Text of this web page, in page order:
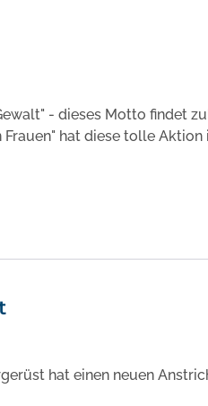
- dieses Motto findet
Frauen" hat diese tolle
hat einen neuen